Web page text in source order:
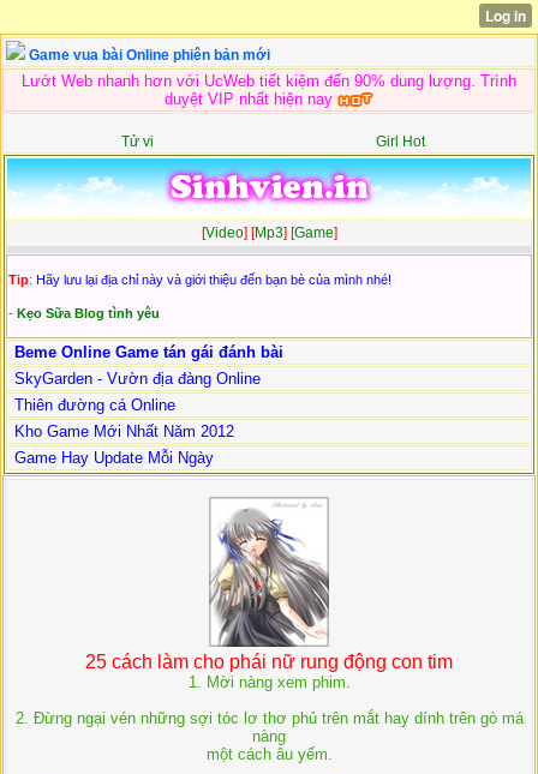
Game vua bài Online phiên bản mới
Lướt Web nhanh hơn với UcWeb tiết kiệm đến 90% dung lượng. Trình
duyệt VIP nhất hiện nay
Tử vi Girl Hot
[Video] [Mp3] [Game]
Tip: Hãy lưu lại địa chỉ này và giới thiệu đến bạn bè của mình nhé!
- Kẹo Sữa Blog tình yêu
Beme Online Game tán gái đánh bài
SkyGarden - Vườn địa đàng Online
Thiên đường cá Online
Kho Game Mới Nhất Năm 2012
Game Hay Update Mỗi Ngày
25 cách làm cho phái nữ rung động con tim
1. Mời nàng xem phim.
2. Ðừng ngại vén những sợi tóc lơ thơ phủ trên mắt hay dính trên gò má
nàng
một cách âu yếm.